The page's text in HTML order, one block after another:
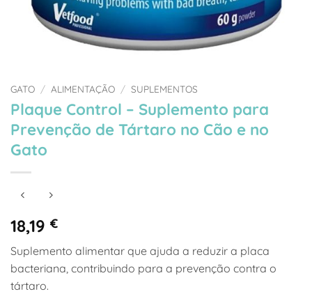
GATO / ALIMENTAÇÃO / SUPLEMENTOS
Plaque Control – Suplemento para
Prevenção de Tártaro no Cão e no
Gato
18,19 €
Suplemento alimentar que ajuda a reduzir a placa
bacteriana, contribuindo para a prevenção contra o
tártaro.